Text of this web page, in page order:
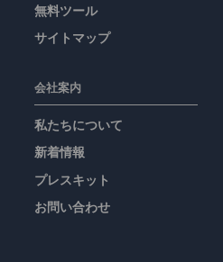
無料ツール
サイトマップ
会社案内
私たちについて
新着情報
プレスキット
お問い合わせ